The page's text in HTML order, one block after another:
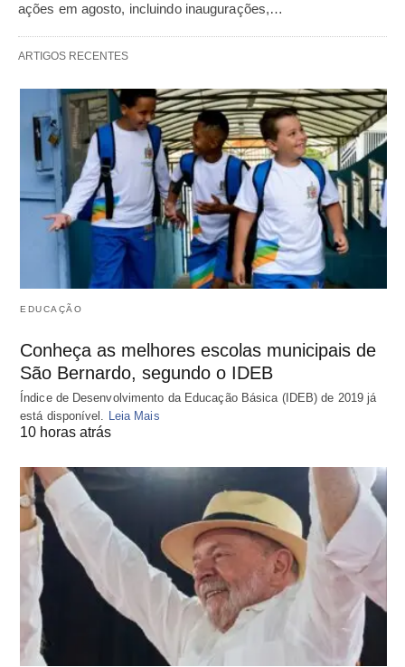
ações em agosto, incluindo inaugurações,…
ARTIGOS RECENTES
EDUCAÇÃO
Conheça as melhores escolas municipais de
São Bernardo, segundo o IDEB
Índice de Desenvolvimento da Educação Básica (IDEB) de 2019 já
está disponível.
Leia Mais
10 horas atrás